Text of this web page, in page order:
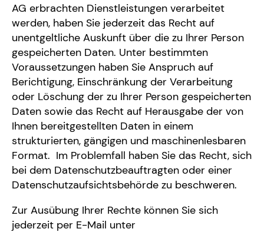
AG erbrachten Dienstleistungen verarbeitet
werden, haben Sie jederzeit das Recht auf
unentgeltliche Auskunft über die zu Ihrer Person
gespeicherten Daten. Unter bestimmten
Voraussetzungen haben Sie Anspruch auf
Berichtigung, Einschränkung der Verarbeitung
oder Löschung der zu Ihrer Person gespeicherten
Daten sowie das Recht auf Herausgabe der von
Ihnen bereitgestellten Daten in einem
strukturierten, gängigen und maschinenlesbaren
Format. Im Problemfall haben Sie das Recht, sich
bei dem Datenschutzbeauftragten oder einer
Datenschutzaufsichtsbehörde zu beschweren.
Zur Ausübung Ihrer Rechte können Sie sich
jederzeit per E-Mail unter